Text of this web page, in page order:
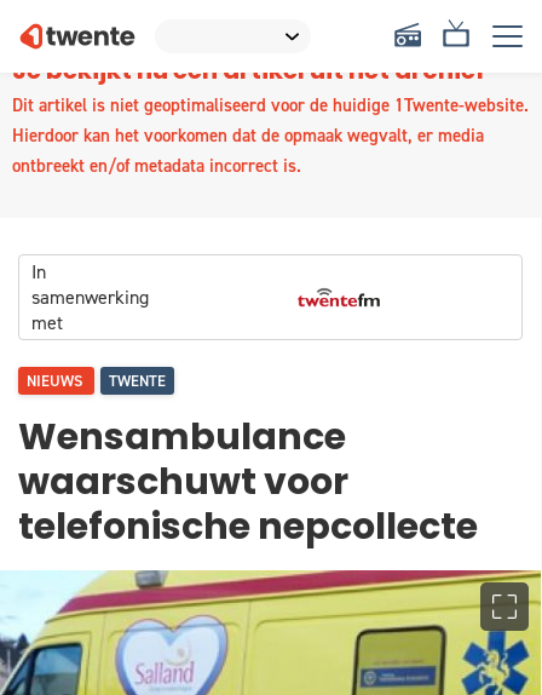
Je bekijkt nu een artikel uit het archief
Dit artikel is niet geoptimaliseerd voor de huidige 1Twente-website.
Hierdoor kan het voorkomen dat de opmaak wegvalt, er media
ontbreekt en/of metadata incorrect is.
In
samenwerking
met
NIEUWS TWENTE
Wensambulance
waarschuwt voor
telefonische nepcollecte